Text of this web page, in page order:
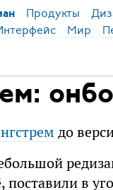
Продукты
Мир
до
поставили в